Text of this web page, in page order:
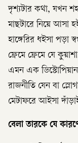
দৃশ্যটার কথা, যখন
মাছটারে নিয়ে আসা
হাঙ্গেরির ধইসা পড়া
ফ্রেমে ফ্রেমে যে
এমন এক
রাজনীতি যেন বা
মেটাফরে আইসা
বেলা তারকে যে